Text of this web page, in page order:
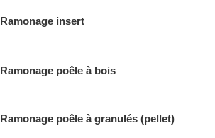
Ramonage insert
Ramonage poêle à bois
Ramonage poêle à granulés (pellet)